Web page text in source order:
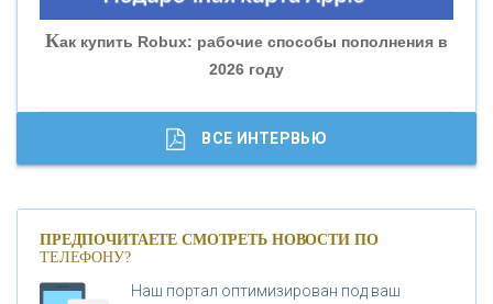
«СОВКОМБАНК»
«ГАЗПРОМБАНК»
«МОСКОВСКИЙ КРЕДИТНЫЙ БАНК»
Как купить Robux: рабочие способы пополнения в
2026 году
ВСЕ ИНТЕРВЬЮ
ПРЕДПОЧИТАЕТЕ СМОТРЕТЬ НОВОСТИ ПО
ТЕЛЕФОНУ?
Наш портал оптимизирован под ваш